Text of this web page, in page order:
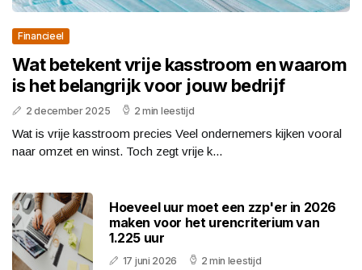
Financieel
Wat betekent vrije kasstroom en waarom
is het belangrijk voor jouw bedrijf
2 december 2025 2 min leestijd
Wat is vrije kasstroom precies Veel ondernemers kijken vooral
naar omzet en winst. Toch zegt vrije k...
Hoeveel uur moet een zzp'er in 2026
maken voor het urencriterium van
1.225 uur
17 juni 2026 2 min leestijd